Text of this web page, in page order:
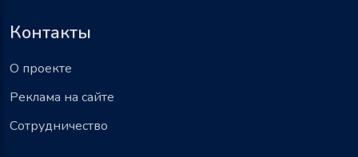
Контакты
О проекте
Реклама на сайте
Сотрудничество